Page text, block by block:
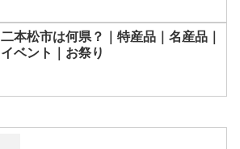
二本松市は何県？｜特産品｜名産品｜
イベント｜お祭り